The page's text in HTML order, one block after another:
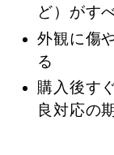
ど）がす
外観に傷
る
購入後す
良対応の